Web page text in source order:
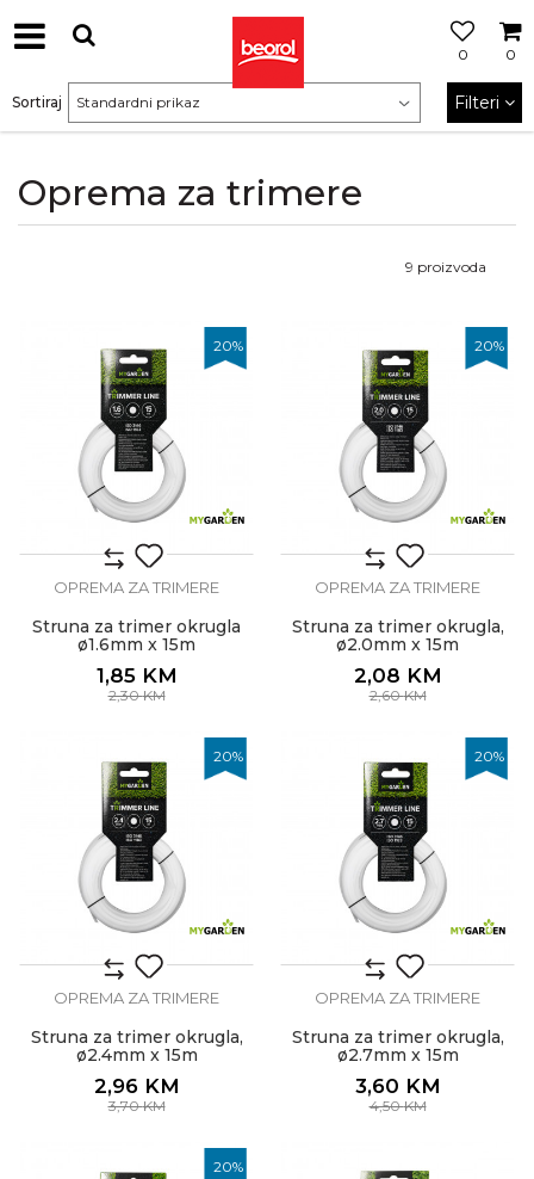
0
0
Oprema za trimere
Sortiraj Filteri
9 proizvoda
20%
OPREMA ZA TRIMERE
Struna za trimer okrugla
ø1.6mm x 15m
1,85 KM
2,30KM
20%
OPREMA ZA TRIMERE
Struna za trimer okrugla,
ø2.0mm x 15m
2,08 KM
2,60KM
20%
OPREMA ZA TRIMERE
Struna za trimer okrugla,
ø2.4mm x 15m
2,96 KM
3,70KM
20%
OPREMA ZA TRIMERE
Struna za trimer okrugla,
ø2.7mm x 15m
3,60 KM
4,50KM
20%